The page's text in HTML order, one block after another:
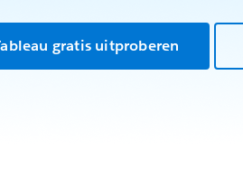
gratis uitproberen